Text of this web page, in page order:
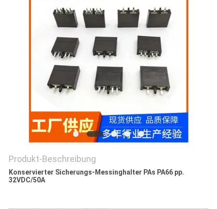
SITEMAP
PRIVACY
Produkt-Beschreibung
Konservierter Sicherungs-Messinghalter PAs PA66 pp.
32VDC/50A